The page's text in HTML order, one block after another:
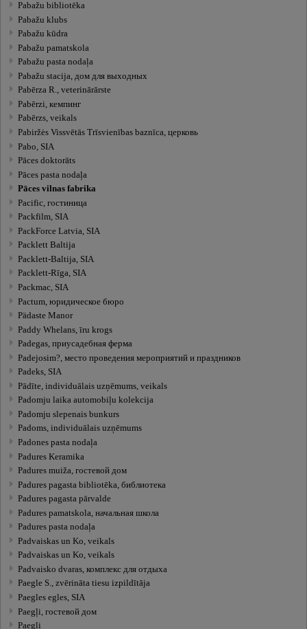
Pabažu bibliotēka
Pabažu klubs
Pabažu kūdra
Pabažu pamatskola
Pabažu pasta nodaļa
Pabažu stacija, дом для выходных
Pabērza R., veterinārārste
Pabērzi, кемпинг
Pabērzs, veikals
Pabiržės Vissvētās Trīsvienības baznīca, церковь
Pabo, SIA
Pāces doktorāts
Pāces pasta nodaļa
Pāces vilnas fabrika
Pacific, гостиница
Packfilm, SIA
PackForce Latvia, SIA
Packlett Baltija
Packlett-Baltija, SIA
Packlett-Rīga, SIA
Packmac, SIA
Pactum, юридическое бюро
Pädaste Manor
Paddy Whelans, īru krogs
Padegas, приусадебная ферма
Padejosim?, место проведения мероприятий и праздников
Padeks, SIA
Pādīte, individuālais uzņēmums, veikals
Padomju laika automobiļu kolekcija
Padomju slepenais bunkurs
Padoms, individuālais uzņēmums
Padones pasta nodaļa
Padures Keramika
Padures muiža, гостевой дом
Padures pagasta bibliotēka, библиотека
Padures pagasta pārvalde
Padures pamatskola, начальная школа
Padures pasta nodaļa
Padvaiskas un Ko, veikals
Padvaiskas un Ko, veikals
Padvaisko dvaras, комплекс для отдыха
Paegle S., zvērināta tiesu izpildītāja
Paegles egles, SIA
Paegļi, гостевой дом
Paegļi